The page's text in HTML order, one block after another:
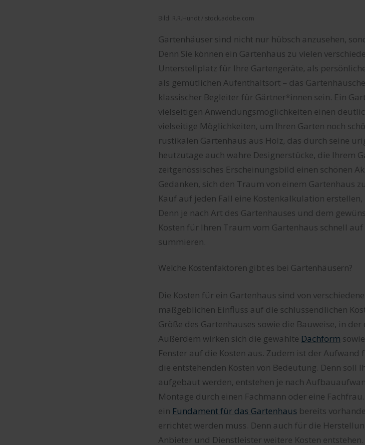
Bild: R.R.Hundt / stock.adobe.com
Gartenhäuser sind nicht nur hübsch anzusehen,
Denn Sie können ein Gartenhaus zu vielen
Unterstellplatz für Ihre Gartengeräte, als
als gemütlichen Aufenthaltsort – das
klassischer Begleiter für Gärtner*innen sein. Ein
vielseitigen Anwendungsmöglichkeiten einen
vielseitige Möglichkeiten, um Ihren Garten noch
rustikalen Gartenhaus aus Holz, das durch seine
heutzutage auch wahre Designerstücke, die Ihrem
zeitgenössisches Erscheinungsbild einen schönen
Gedanken, sich den Traum von einem Gartenhaus
Kauf auf jeden Fall eine Kostenkalkulation
Denn je nach Art des Gartenhauses und dem
Kosten für Ihren Traum vom Gartenhaus schnell
summieren.
Welche Kostenfaktoren gibt es bei Gartenhäusern?
Die Kosten für ein Gartenhaus sind von
maßgeblichen Einfluss auf die schlussendlichen
Größe des Gartenhauses sowie die Bauweise, in
Außerdem wirken sich die gewählte Dachform
Fenster auf die Kosten aus. Zudem ist der
die entstehenden Kosten von Bedeutung. Denn soll
aufgebaut werden, entstehen je nach
Montage durch einen Fachmann oder eine
ein Fundament für das Gartenhaus bereits
errichtet werden muss. Denn auch für die
Anbieter und Dienstleister weitere Kosten